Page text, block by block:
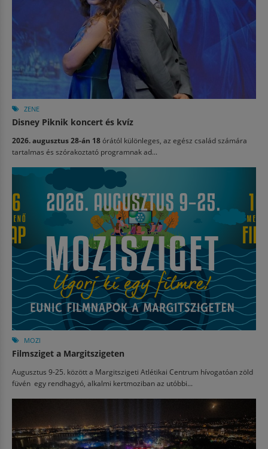
ZENE
Disney Piknik koncert és kvíz
2026. augusztus 28-án 18órától különleges, az egész család számára
tartalmas és szórakoztató programnak ad...
MOZI
Filmsziget a Margitszigeten
Augusztus 9-25. között a Margitszigeti Atlétikai Centrum hívogatóan zöld
füvén egy rendhagyó, alkalmi kertmoziban az utóbbi...